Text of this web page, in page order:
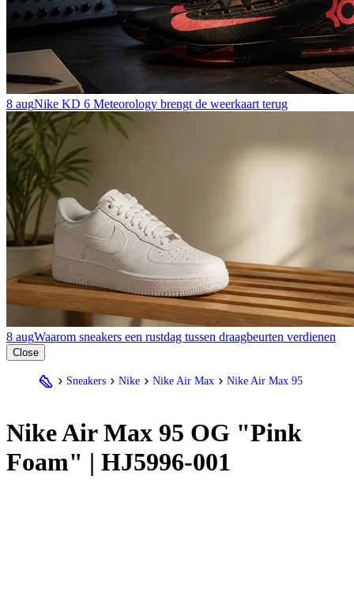
8 augNike KD 6 Meteorology brengt de weerkaart terug
8 augWaarom sneakers een rustdag tussen draagbeurten verdienen
Close
Sneakers Nike Nike Air Max Nike Air Max 95
NikeAir Max 95 OG "Pink
Foam" | HJ5996-001